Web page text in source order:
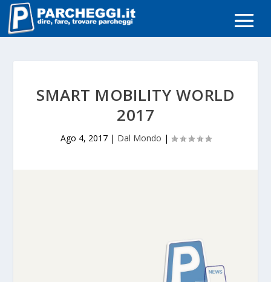
SMART MOBILITY WORLD
2017
Ago 4, 2017| Dal Mondo |